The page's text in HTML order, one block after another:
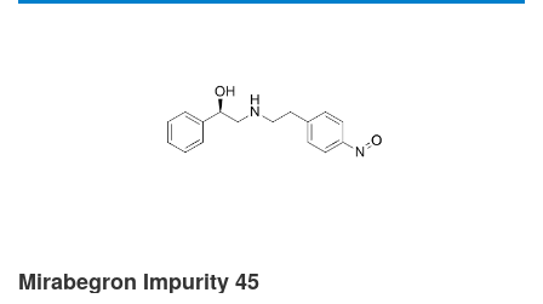
Mirabegron Impurity 45